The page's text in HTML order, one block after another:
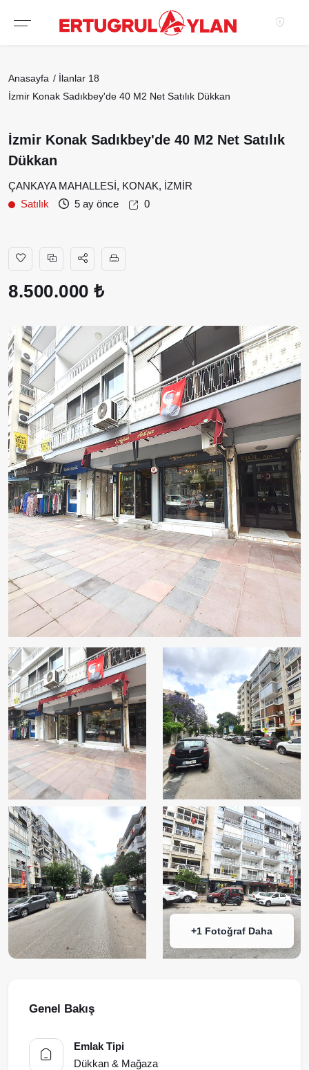
Anasayfa İlanlar 18
İzmir Konak Sadıkbey'de 40 M2 Net Satılık Dükkan
İzmir Konak Sadıkbey'de 40 M2 Net Satılık
Dükkan
ÇANKAYA MAHALLESİ, KONAK, İZMİR
Satılık
5 ay önce 0
8.500.000 ₺
+1 Fotoğraf Daha
Genel Bakış
Emlak Tipi
Dükkan & Mağaza
Hakkımızda
EKIBIMIZ
EMLAK OFISLERIMIZ